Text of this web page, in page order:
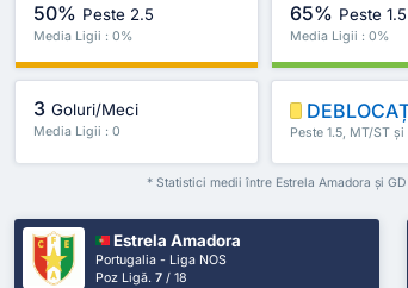
50% Peste 2.5
Media Ligii : 0%
65% Peste 1.5
Media Ligii : 0%
3 Goluri/Meci
Media Ligii : 0 Peste 1.5, MT/ST
* Statistici medii între Estrela Amadora și
Estrela Amadora
Portugalia - Liga NOS
Poz Ligă.7 / 18